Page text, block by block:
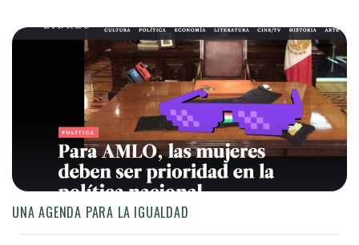
UNA AGENDA PARA LA IGUALDAD